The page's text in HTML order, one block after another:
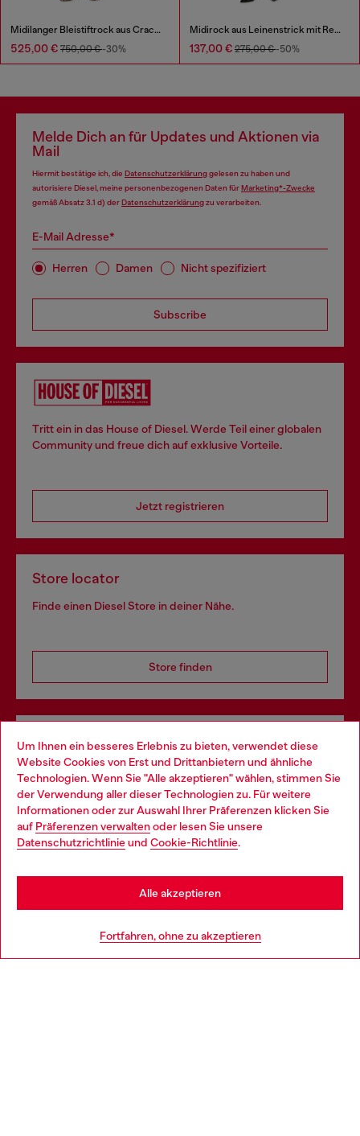
Um Ihnen ein besseres Erlebnis zu bieten, verwendet diese
Website Cookies von Erst und Drittanbietern und ähnliche
Technologien. Wenn Sie "Alle akzeptieren" wählen, stimmen Sie
der Verwendung aller dieser Technologien zu. Für weitere
Informationen oder zur Auswahl Ihrer Präferenzen klicken Sie
auf Präferenzen verwaltenoder lesen Sie unsere
Datenschutzrichtlinieund Cookie-Richtlinie.
Fortfahren, ohne zu akzeptieren
Alle akzeptieren
Midilanger Bleistiftrock aus Cracked-Leder
525,00 € 750,00 €-30%
Midirock aus Leinenstrick mit Reverse-Print
137,00 € 275,00 €-50%
Melde Dich an für Updates und Aktionen via
Mail
Hiermit bestätige ich, die Datenschutzerklärunggelesen zu haben und
autorisiere Diesel, meine personenbezogenen Daten fürMarketing*-Zwecke
gemäß Absatz 3.1 d) derDatenschutzerklärungzu verarbeiten.
E-Mail Adresse*
Herren Damen Nicht spezifiziert
Subscribe
Tritt ein in das House of Diesel. Werde Teil einer globalen
Community und freue dich auf exklusive Vorteile.
Jetzt registrieren
Store locator
Finde einen Diesel Store in deiner Nähe.
Store finden
Omnichannel-Services
Entdecke unser gesamtes Service-Angebot, online und
im Store.
Mehr erfahren
Choose your location
You are currently browsing Deutschland website, but it seems
you may be based in United States